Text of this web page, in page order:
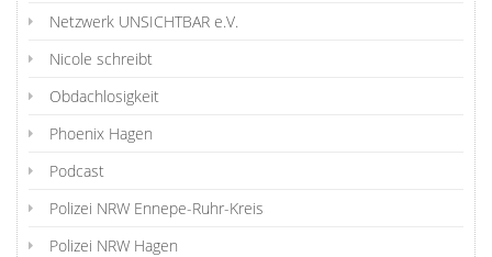
Netzwerk UNSICHTBAR e.V.
Nicole schreibt
Obdachlosigkeit
Phoenix Hagen
Podcast
Polizei NRW Ennepe-Ruhr-Kreis
Polizei NRW Hagen